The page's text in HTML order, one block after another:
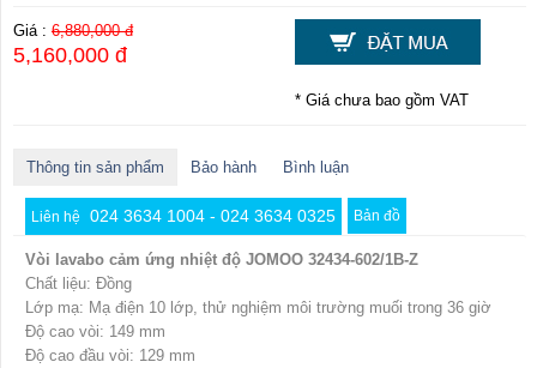
Giá : 6,880,000 đ
5,160,000 đ
* Giá chưa bao gồm VAT
Thông tin sản phẩm Bảo hành Bình luận
Liên hệ 024 3634 1004 - 024 3634 0325 Bản đồ
Vòi lavabo cảm ứng nhiệt độ JOMOO 32434-602/1B-Z
Chất liệu: Đồng
Lớp mạ: Mạ điện 10 lớp, thử nghiệm môi trường muối trong 36 giờ
Độ cao vòi: 149 mm
Độ cao đầu vòi: 129 mm